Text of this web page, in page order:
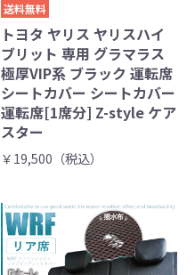
送料無料
トヨタ ヤリス ヤリスハイ
ブリット 専用 グラマラス
極厚VIP系 ブラック 運転席
シートカバー シートカバー
運転席[1席分] Z-style ケア
スター
￥19,500（税込）